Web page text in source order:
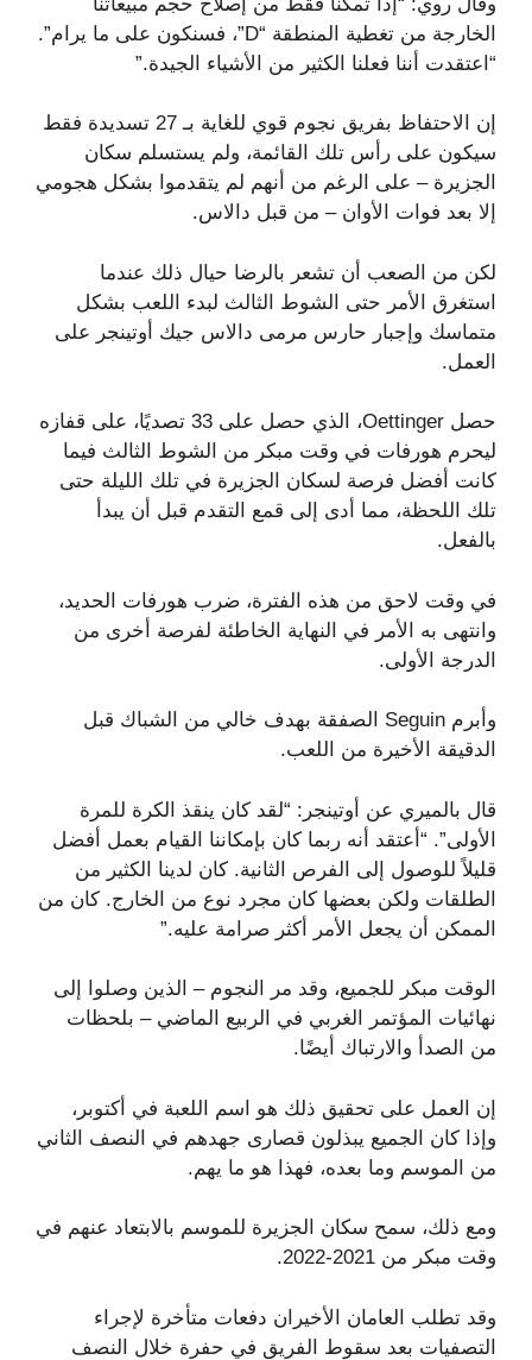
الخارجة من تغطية المنطقة “D”، فسنكون على ما يرام”.
“اعتقدت أننا فعلنا الكثير من الأشياء الجيدة.”
إن الاحتفاظ بفريق نجوم قوي للغاية بـ 27 تسديدة فقط
سيكون على رأس تلك القائمة، ولم يستسلم سكان
الجزيرة – على الرغم من أنهم لم يتقدموا بشكل هجومي
إلا بعد فوات الأوان – من قبل دالاس.
لكن من الصعب أن تشعر بالرضا حيال ذلك عندما
استغرق الأمر حتى الشوط الثالث لبدء اللعب بشكل
متماسك وإجبار حارس مرمى دالاس جيك أوتينجر على
العمل.
حصل Oettinger، الذي حصل على 33 تصديًا، على قفازه
ليحرم هورفات في وقت مبكر من الشوط الثالث فيما
كانت أفضل فرصة لسكان الجزيرة في تلك الليلة حتى
تلك اللحظة، مما أدى إلى قمع التقدم قبل أن يبدأ
بالفعل.
في وقت لاحق من هذه الفترة، ضرب هورفات الحديد،
وانتهى به الأمر في النهاية الخاطئة لفرصة أخرى من
الدرجة الأولى.
وأبرم Seguin الصفقة بهدف خالي من الشباك قبل
الدقيقة الأخيرة من اللعب.
قال بالميري عن أوتينجر: “لقد كان ينقذ الكرة للمرة
الأولى”. “أعتقد أنه ربما كان بإمكاننا القيام بعمل أفضل
قليلاً للوصول إلى الفرص الثانية. كان لدينا الكثير من
الطلقات ولكن بعضها كان مجرد نوع من الخارج. كان من
الممكن أن يجعل الأمر أكثر صرامة عليه.”
الوقت مبكر للجميع، وقد مر النجوم – الذين وصلوا إلى
نهائيات المؤتمر الغربي في الربيع الماضي – بلحظات
من الصدأ والارتباك أيضًا.
إن العمل على تحقيق ذلك هو اسم اللعبة في أكتوبر،
وإذا كان الجميع يبذلون قصارى جهدهم في النصف الثاني
من الموسم وما بعده، فهذا هو ما يهم.
ومع ذلك، سمح سكان الجزيرة للموسم بالابتعاد عنهم في
وقت مبكر من 2021-2022.
وقد تطلب العامان الأخيران دفعات متأخرة لإجراء
التصفيات بعد سقوط الفريق في حفرة خلال النصف